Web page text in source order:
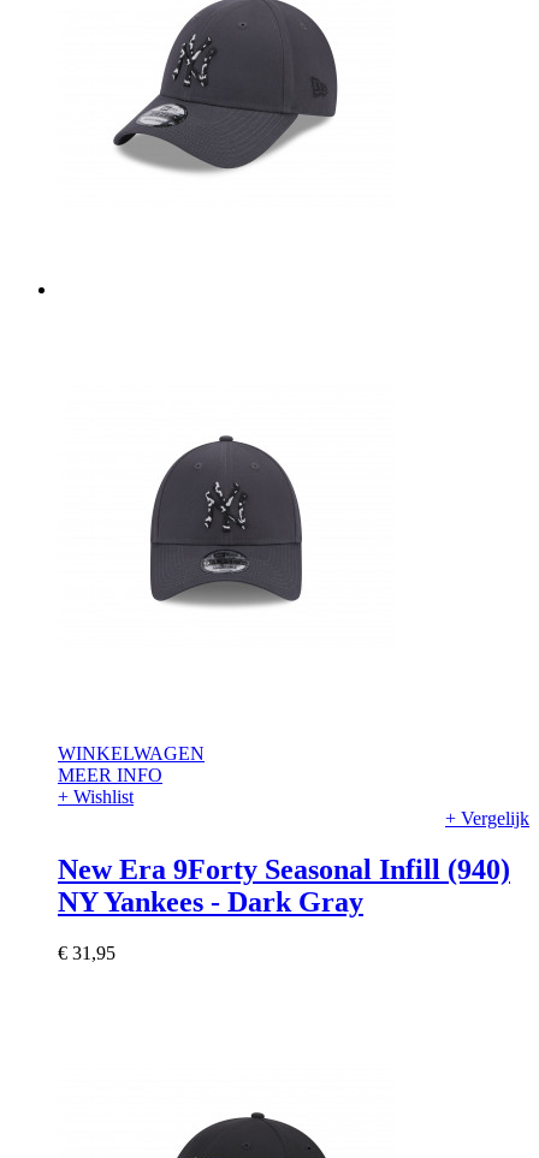
WINKELWAGEN
MEER INFO
+ Wishlist
+ Vergelijk
New Era 9Forty Seasonal Infill (940)
NY Yankees - Dark Gray
€ 31,95